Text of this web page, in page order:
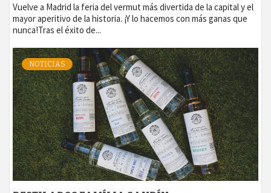
Vuelve a Madrid la feria del vermut más divertida de la capital y el
mayor aperitivo de la historia. ¡Y lo hacemos con más ganas que
nunca!Tras el éxito de...
NOTICIAS